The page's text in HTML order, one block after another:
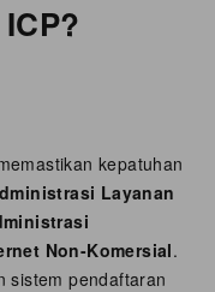
kepatuhan
Layanan
Non-Komersial.
sistem pendaftaran